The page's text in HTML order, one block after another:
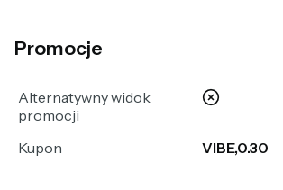
Promocje
Alternatywny widok
promocji
nie
Kupon VIBE,0.30